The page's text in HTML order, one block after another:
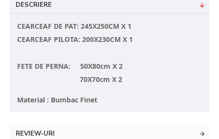
DESCRIERE
CEARCEAF DE PAT: 245X250CM X 1
CEARCEAF PILOTA: 200X230CM X 1
FETE DE PERNA: 50X80cm X 2
70X70cm X 2
Material : Bumbac Finet
REVIEW-URI